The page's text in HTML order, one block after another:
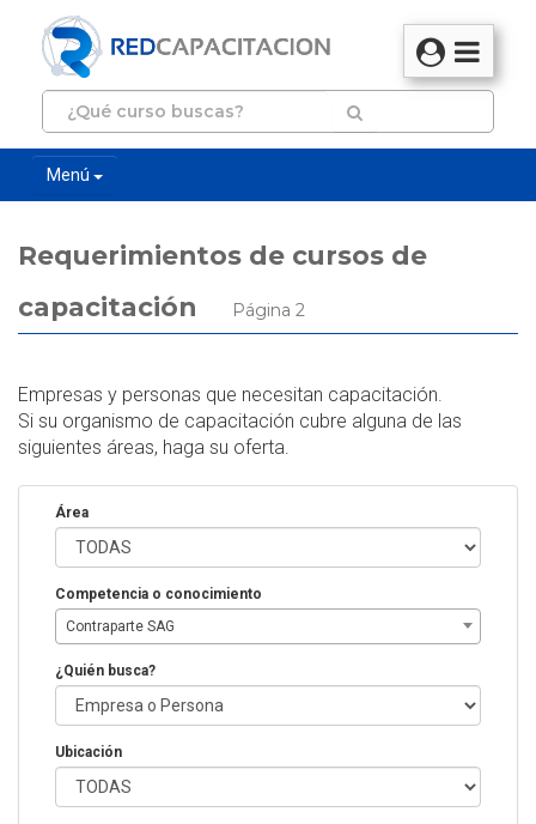
Menú
Requerimientos de cursos de
capacitación
Página 2
Empresas y personas que necesitan capacitación.
Si su organismo de capacitación cubre alguna de las
siguientes áreas, haga su oferta.
Área
Competencia o conocimiento
Contraparte SAG
¿Quién busca?
Ubicación